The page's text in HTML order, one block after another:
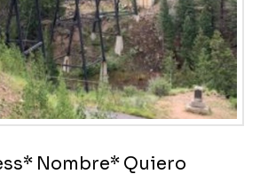
Nombre* Quiero